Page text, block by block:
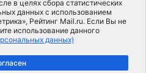
в целях сбора статистических
данных с использованием
Рейтинг Mail.ru. Если Вы не
использование данного
данных)
МедиаПоток
Пользовательское соглашение
данных